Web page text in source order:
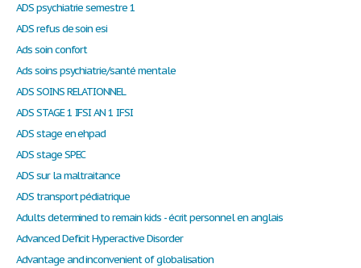
ADS psychiatrie semestre 1
ADS refus de soin esi
Ads soin confort
Ads soins psychiatrie/santé mentale
ADS SOINS RELATIONNEL
ADS STAGE 1 IFSI AN 1 IFSI
ADS stage en ehpad
ADS stage SPEC
ADS sur la maltraitance
ADS transport pédiatrique
Adults determined to remain kids - écrit personnel en anglais
Advanced Deficit Hyperactive Disorder
Advantage and inconvenient of globalisation